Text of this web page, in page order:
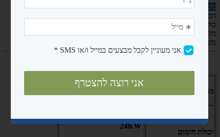
משאבת חום לבריכה עילית MUSTANG24
חברת
כוללת הפשרה מובנית , מצב חימום או קירור
מקדם יעילות גבוה 6.9 C.O.P
משאבה חד פאזית 380V
מודל :
MUSTANG 24ZA/S תלת
פאזי
יכולת חימום
24KW